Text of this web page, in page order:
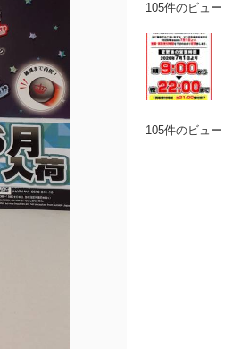
105件のビュー
105件のビュー